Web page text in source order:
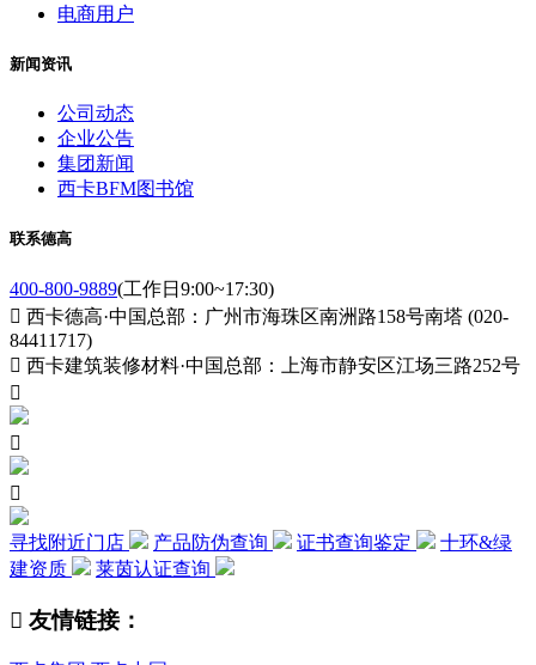
电商用户
新闻资讯
公司动态
企业公告
集团新闻
西卡BFM图书馆
联系德高
400-800-9889(工作日9:00~17:30)
 西卡德高·中国总部：广州市海珠区南洲路158号南塔 (020-
84411717)
 西卡建筑装修材料·中国总部：上海市静安区江场三路252号



寻找附近门店 产品防伪查询 证书查询鉴定
十环&绿
建资质
莱茵认证查询
 友情链接：